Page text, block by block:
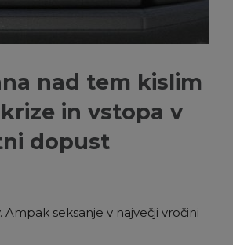
nad tem kislim
in vstopa v
dopust
seksanje v največji vročini